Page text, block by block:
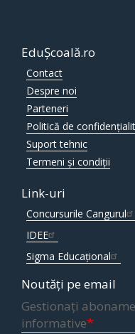
EduȘcoală.ro
Contact
Despre noi
Parteneri
Politică de
Suport tehnic
Termeni și condiții
Link-uri
Concursurile Cangurul
IDEE
Sigma Educațional
Noutăți pe email
Gestionați
informative